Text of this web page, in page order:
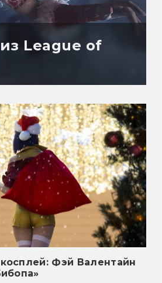
League of
Фэй Валентайн